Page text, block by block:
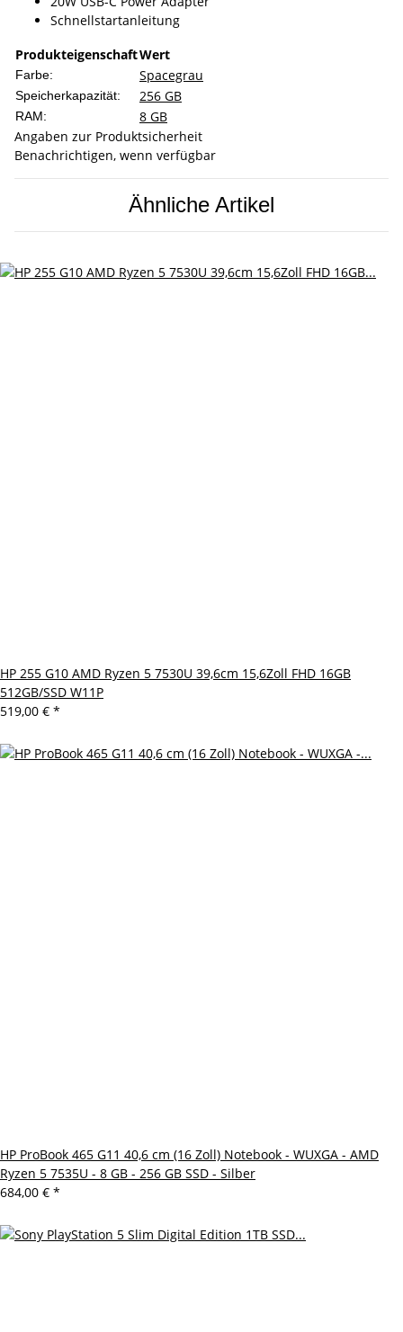
Schnellstartanleitung
ProdukteigenschaftWert
Farbe: Spacegrau
Speicherkapazität: 256 GB
RAM:
8 GB
Angaben zur Produktsicherheit
Benachrichtigen, wenn verfügbar
Ähnliche Artikel
HP 255 G10 AMD Ryzen 5 7530U 39,6cm 15,6Zoll FHD 16GB
512GB/SSD W11P
519,00 € *
HP ProBook 465 G11 40,6 cm (16 Zoll) Notebook - WUXGA - AMD
Ryzen 5 7535U - 8 GB - 256 GB SSD - Silber
684,00 € *